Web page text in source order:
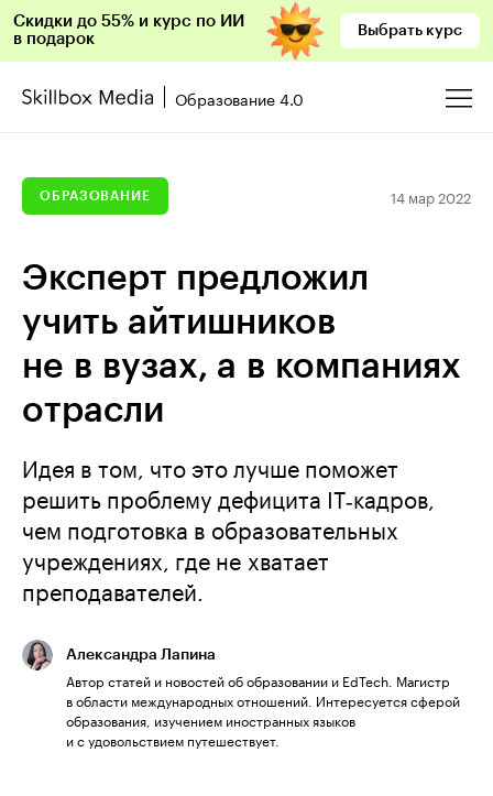
Скидки до 55% и курс по ИИ
в подарок
Выбрать курс
Образование 4.0
ОБРАЗОВАНИЕ 14 мар 2022
Эксперт предложил
учить айтишников
не в вузах, а в компаниях
отрасли
Идея в том, что это лучше поможет
решить проблему дефицита IT‑кадров,
чем подготовка в образовательных
учреждениях, где не хватает
преподавателей.
Александра Лапина
Автор статей и новостей об образовании и EdTech. Магистр
в области международных отношений. Интересуется сферой
образования, изучением иностранных языков
и с удовольствием путешествует.